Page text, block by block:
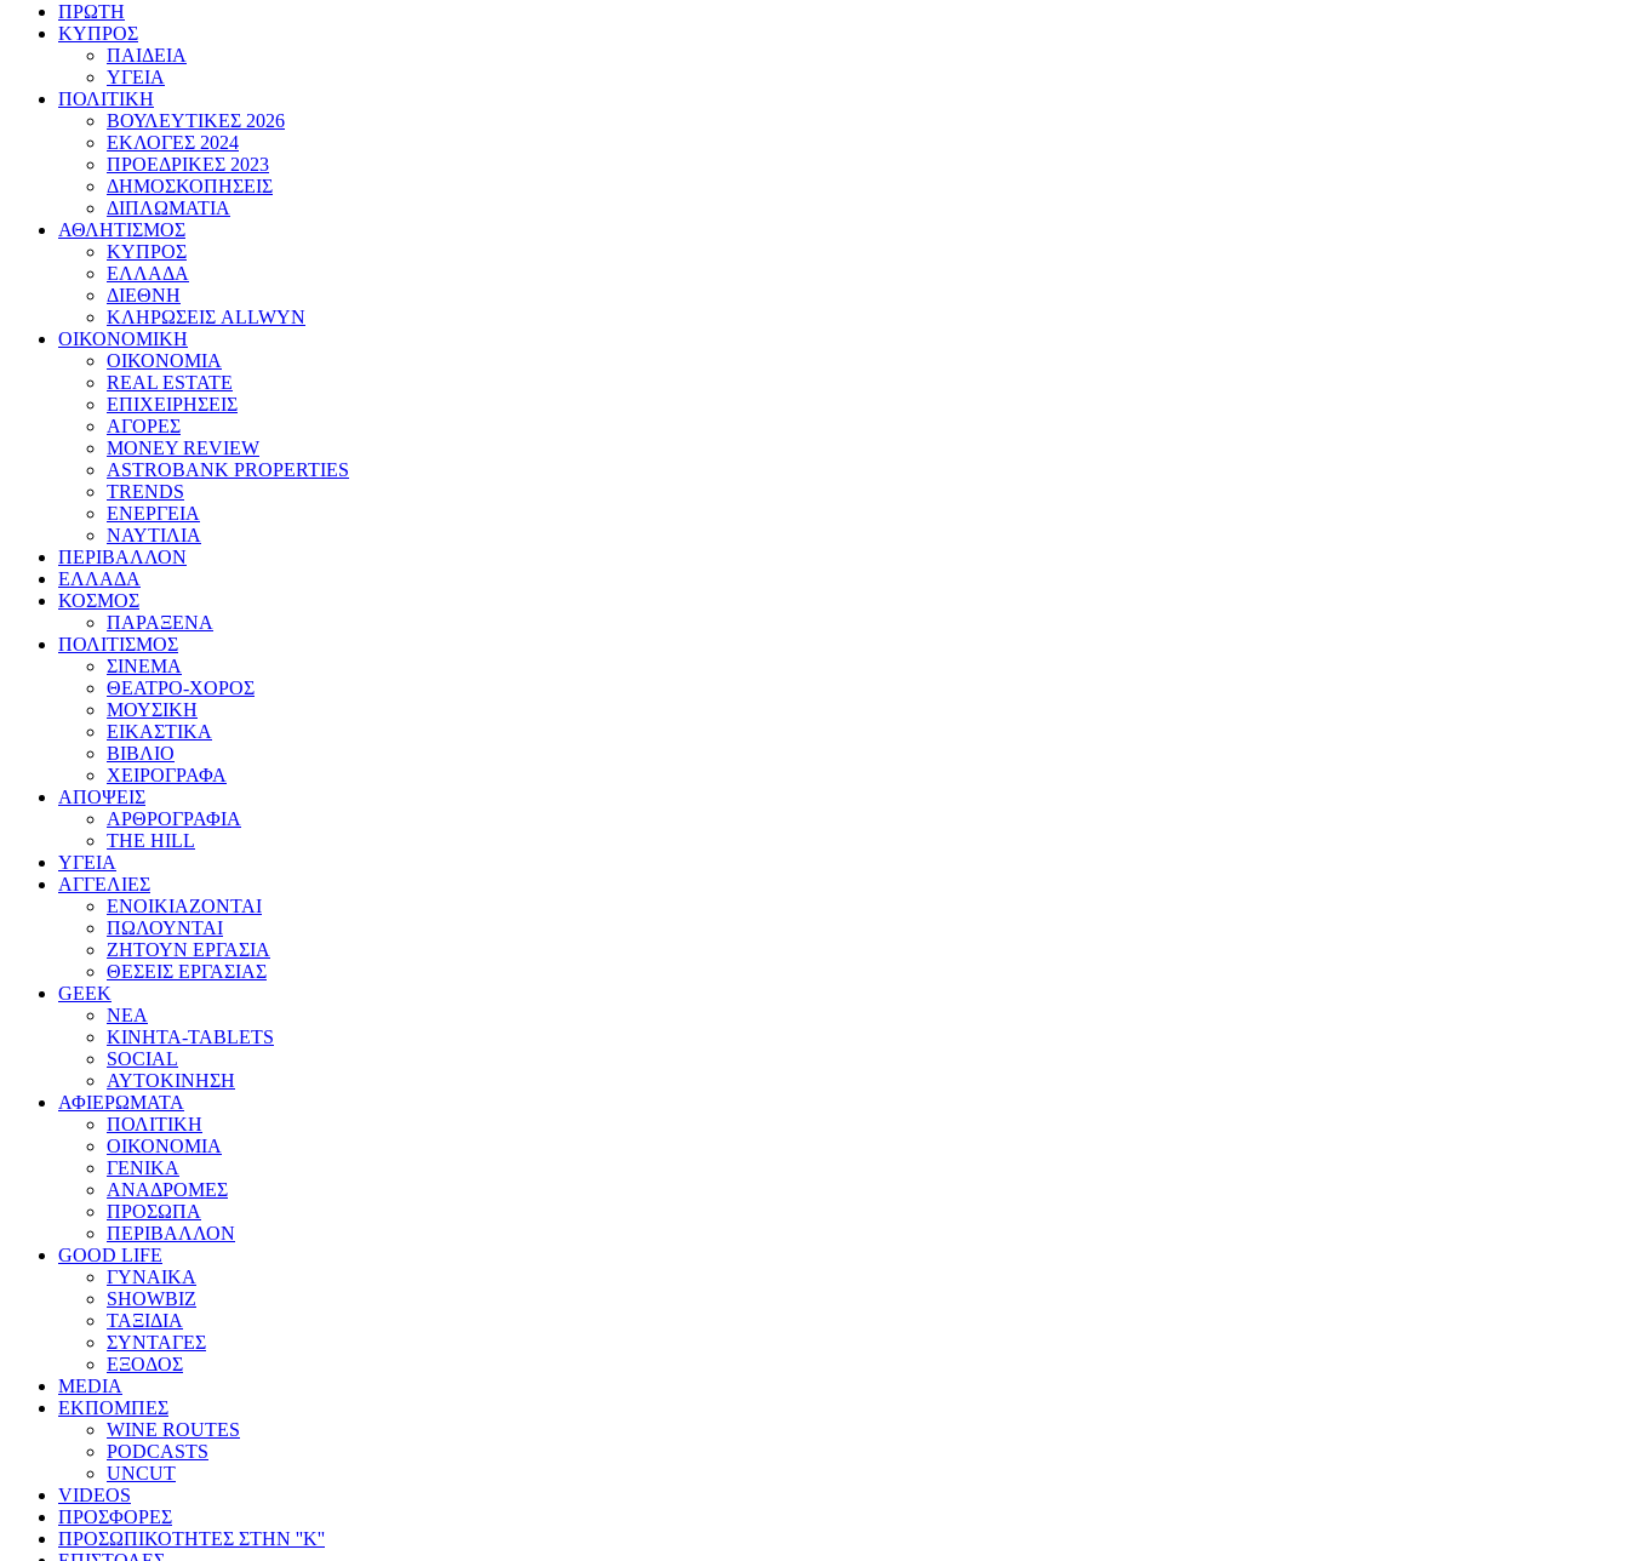
ΠΡΩΤΗ
ΚΥΠΡΟΣ
ΠΑΙΔΕΙΑ
ΥΓΕΙΑ
ΠΟΛΙΤΙΚΗ
ΒΟΥΛΕΥΤΙΚΕΣ 2026
ΕΚΛΟΓΕΣ 2024
ΠΡΟΕΔΡΙΚΕΣ 2023
ΔΗΜΟΣΚΟΠΗΣΕΙΣ
ΔΙΠΛΩΜΑΤΙΑ
ΑΘΛΗΤΙΣΜΟΣ
ΚΥΠΡΟΣ
ΕΛΛΑΔΑ
ΔΙΕΘΝΗ
ΚΛΗΡΩΣΕΙΣ ALLWYN
ΟΙΚΟΝΟΜΙΚΗ
ΟΙΚΟΝΟΜΙΑ
REAL ESTATE
ΕΠΙΧΕΙΡΗΣΕΙΣ
ΑΓΟΡΕΣ
MONEY REVIEW
ASTROBANK PROPERTIES
TRENDS
ΕΝΕΡΓΕΙΑ
ΝΑΥΤΙΛΙΑ
ΠΕΡΙΒΑΛΛΟΝ
ΕΛΛΑΔΑ
ΚΟΣΜΟΣ
ΠΑΡΑΞΕΝΑ
ΠΟΛΙΤΙΣΜΟΣ
ΣΙΝΕΜΑ
ΘΕΑΤΡΟ-ΧΟΡΟΣ
ΜΟΥΣΙΚΗ
ΕΙΚΑΣΤΙΚΑ
ΒΙΒΛΙΟ
ΧΕΙΡΟΓΡΑΦΑ
ΑΠΟΨΕΙΣ
ΑΡΘΡΟΓΡΑΦΙΑ
THE HILL
ΥΓΕΙΑ
ΑΓΓΕΛΙΕΣ
ΕΝΟΙΚΙΑΖΟΝΤΑΙ
ΠΩΛΟΥΝΤΑΙ
ΖΗΤΟΥΝ ΕΡΓΑΣΙΑ
ΘΕΣΕΙΣ ΕΡΓΑΣΙΑΣ
GEEK
ΝΕΑ
ΚΙΝΗΤΑ-TABLETS
SOCIAL
ΑΥΤΟΚΙΝΗΣΗ
ΑΦΙΕΡΩΜΑΤΑ
ΠΟΛΙΤΙΚΗ
ΟΙΚΟΝΟΜΙΑ
ΓΕΝΙΚΑ
ΑΝΑΔΡΟΜΕΣ
ΠΡΟΣΩΠΑ
ΠΕΡΙΒΑΛΛΟΝ
GOOD LIFE
ΓΥΝΑΙΚΑ
SHOWBIZ
ΤΑΞΙΔΙΑ
ΣΥΝΤΑΓΕΣ
ΕΞΟΔΟΣ
MEDIA
ΕΚΠΟΜΠΕΣ
WINE ROUTES
PODCASTS
UNCUT
VIDEOS
ΠΡΟΣΦΟΡΕΣ
ΠΡΟΣΩΠΙΚΟΤΗΤΕΣ ΣΤΗΝ ''Κ''